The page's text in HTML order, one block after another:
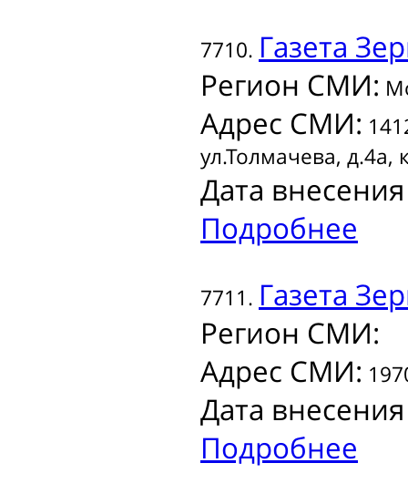
7710. Газета
Регион СМИ:
Адрес СМИ:
ул.Толмачева, д.4а,
Дата
Подробнее
7711. Газета
Регион СМИ:
Адрес СМИ:
Дата
Подробнее